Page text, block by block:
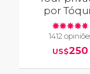
por
1412
US$250